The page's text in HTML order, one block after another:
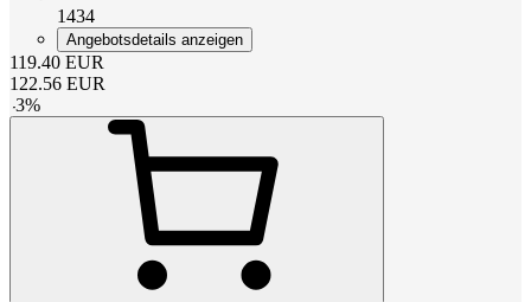
1434
Angebotsdetails anzeigen
119.40 EUR
122.56 EUR
-3%